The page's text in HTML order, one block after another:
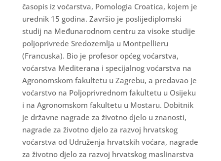
časopis iz voćarstva, Pomologia Croatica, kojem je
urednik 15 godina. Završio je poslijediplomski
studij na Međunarodnom centru za visoke studije
poljoprivrede Sredozemlja u Montpellieru
(Francuska). Bio je profesor općeg voćarstva,
voćarstva Mediterana i specijalnog voćarstva na
Agronomskom fakultetu u Zagrebu, a predavao je
voćarstvo na Poljoprivrednom fakultetu u Osijeku
i na Agronomskom fakultetu u Mostaru. Dobitnik
je državne nagrade za životno djelo u znanosti,
nagrade za životno djelo za razvoj hrvatskog
voćarstva od Udruženja hrvatskih voćara, nagrade
za životno djelo za razvoj hrvatskog maslinarstva